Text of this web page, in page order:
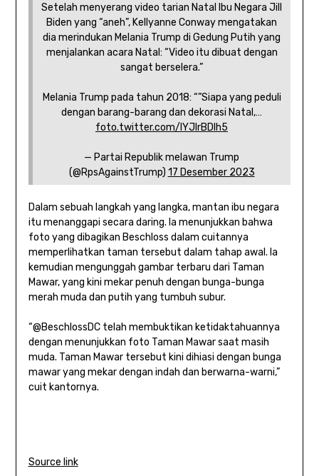
Setelah menyerang video tarian Natal Ibu Negara Jill
Biden yang “aneh”, Kellyanne Conway mengatakan
dia merindukan Melania Trump di Gedung Putih yang
menjalankan acara Natal: “Video itu dibuat dengan
sangat berselera.”
Melania Trump pada tahun 2018: “”Siapa yang peduli
dengan barang-barang dan dekorasi Natal,…
foto.twitter.com/IYJIrBDlh5
— Partai Republik melawan Trump
(@RpsAgainstTrump) 17 Desember 2023
Dalam sebuah langkah yang langka, mantan ibu negara
itu menanggapi secara daring. Ia menunjukkan bahwa
foto yang dibagikan Beschloss dalam cuitannya
memperlihatkan taman tersebut dalam tahap awal. Ia
kemudian mengunggah gambar terbaru dari Taman
Mawar, yang kini mekar penuh dengan bunga-bunga
merah muda dan putih yang tumbuh subur.
“@BeschlossDC telah membuktikan ketidaktahuannya
dengan menunjukkan foto Taman Mawar saat masih
muda. Taman Mawar tersebut kini dihiasi dengan bunga
mawar yang mekar dengan indah dan berwarna-warni,”
cuit kantornya.
Source link